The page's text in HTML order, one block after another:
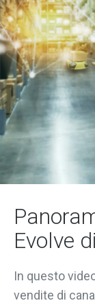
Evolve di
In questo
vendite di